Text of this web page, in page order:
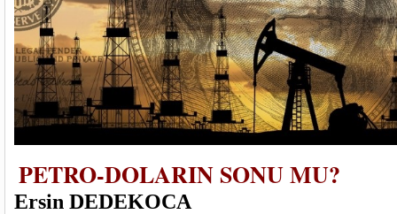
PETRO-DOLARIN SONU MU?
Ersin DEDEKOCA